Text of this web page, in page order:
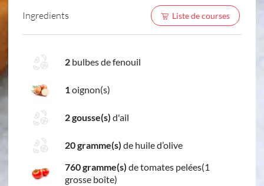
Ingredients Liste de courses
2 bulbes de fenouil
1oignon(s)
2 gousse(s) d'ail
20 gramme(s) de huile d’olive
760 gramme(s) de tomates pelées(1
grosse boîte)